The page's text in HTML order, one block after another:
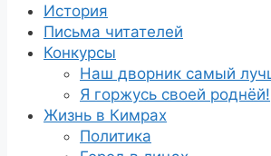
История
Письма читателей
Конкурсы
Наш дворник самый
Я горжусь своей роднёй!
Жизнь в Кимрах
Политика